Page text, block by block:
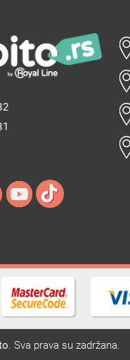
. Sva prava su zadržana.